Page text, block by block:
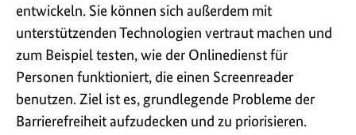
entwickeln. Sie können sich außerdem mit
unterstützenden Technologien vertraut machen und
zum Beispiel testen, wie der Onlinedienst für
Personen funktioniert, die einen Screenreader
benutzen. Ziel ist es, grundlegende Probleme der
Barrierefreiheit aufzudecken und zu priorisieren.